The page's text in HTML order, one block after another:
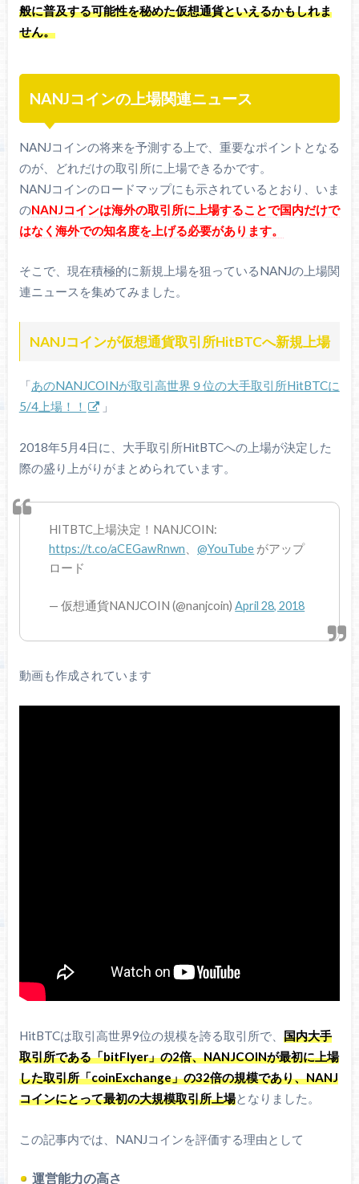
般に普及する可能性を秘めた仮想通貨といえるかもしれま
せん。
NANJコインの上場関連ニュース
NANJコインの将来を予測する上で、重要なポイントとなる
のが、どれだけの取引所に上場できるかです。
NANJコインのロードマップにも示されているとおり、いま
のNANJコインは海外の取引所に上場することで国内だけで
はなく海外での知名度を上げる必要があります。
そこで、現在積極的に新規上場を狙っているNANJの上場関
連ニュースを集めてみました。
NANJコインが仮想通貨取引所HitBTCへ新規上場
「あのNANJCOINが取引高世界９位の大手取引所HitBTCに
5/4上場！！
」
2018年5月4日に、大手取引所HitBTCへの上場が決定した
際の盛り上がりがまとめられています。
HITBTC上場決定！NANJCOIN:
https://t.co/aCEGawRnwn 、@YouTube がアップ
ロード
— 仮想通貨NANJCOIN (@nanjcoin)April 28, 2018
動画も作成されています
HitBTCは取引高世界9位の規模を誇る取引所で、 国内大手
取引所である「bitFlyer」の2倍、NANJCOINが最初に上場
した取引所「coinExchange」の32倍の規模であり、NANJ
コインにとって最初の大規模取引所上場となりました。
この記事内では、NANJコインを評価する理由として
運営能力の高さ